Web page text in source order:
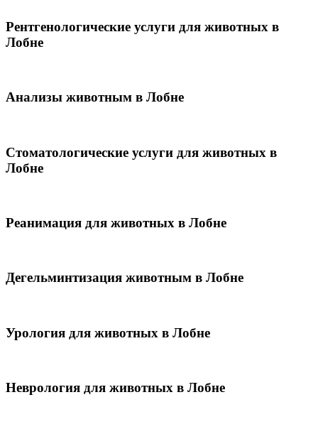
Рентгенологические услуги для животных в
Лобне
Анализы животным в Лобне
Стоматологические услуги для животных в
Лобне
Реанимация для животных в Лобне
Дегельминтизация животным в Лобне
Урология для животных в Лобне
Неврология для животных в Лобне